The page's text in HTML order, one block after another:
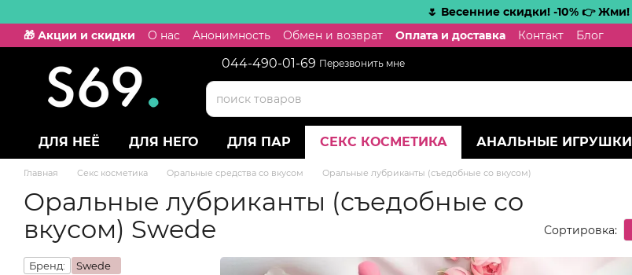
🌷 Весенние скидки! -10% 👉 Жми!
🎁 Акции и скидки
О нас Анонимность Обмен и возврат Оплата и доставка Контакт Блог
044-490-01-69 Перезвонить мне
ДЛЯ НЕЁ ДЛЯ НЕГО ДЛЯ ПАР СЕКС КОСМЕТИКА АНАЛЬНЫЕ ИГРУШКИ
Главная Секс косметика Оральные средства со вкусом Оральные лубриканты (съедобные со вкусом)
Оральные лубриканты (съедобные со
вкусом) Swede
Сортировка:
Бренд:
Swede